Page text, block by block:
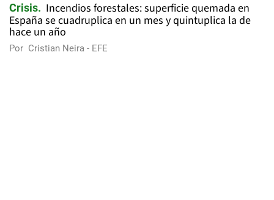
Crisis
Incendios forestales: superficie quemada en
España se cuadruplica en un mes y quintuplica la de
hace un año
Por Cristian Neira - EFE